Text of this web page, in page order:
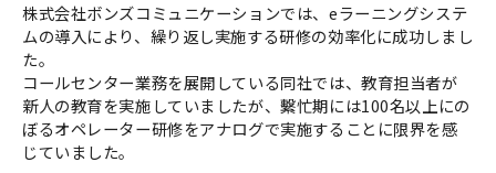
株式会社ボンズコミュニケーションでは、eラーニングシステ
ムの導入により、繰り返し実施する研修の効率化に成功しまし
た。
コールセンター業務を展開している同社では、教育担当者が
新人の教育を実施していましたが、繫忙期には100名以上にの
ぼるオペレーター研修をアナログで実施することに限界を感
じていました。